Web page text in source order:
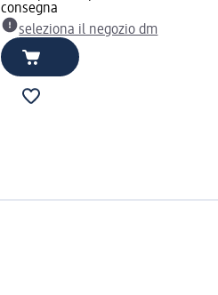
consegna
seleziona il negozio dm